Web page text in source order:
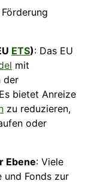
ETS): Das EU
mit
der
bietet Anreize
zu reduzieren,
oder
Ebene: Viele
und Fonds zur